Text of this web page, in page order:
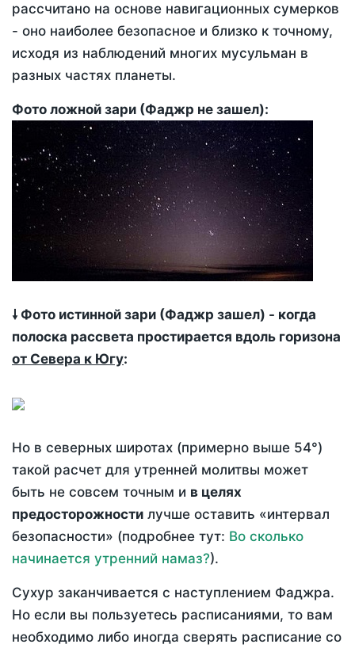
рассчитано на основе навигационных сумерков
- оно наиболее безопасное и близко к точному,
исходя из наблюдений многих мусульман в
разных частях планеты.
Фото ложной зари (Фаджр не зашел):
🠗 Фото истинной зари (Фаджр зашел) - когда
полоска рассвета простирается вдоль горизона
от Севера к Югу:
Но в северных широтах (примерно выше 54°)
такой расчет для утренней молитвы может
быть не совсем точным и в целях
предосторожности лучше оставить «интервал
безопасности» (подробнее тут: Во сколько
начинается утренний намаз?).
Сухур заканчивается с наступлением Фаджра.
Но если вы пользуетесь расписаниями, то вам
необходимо либо иногда сверять расписание со